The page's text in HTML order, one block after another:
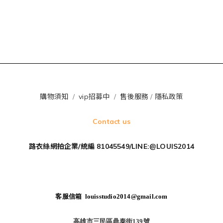
購物須知 /vip招募中 /售後服務 / 隱私政策
Contact us
路衣絲網拍企業/統編 81045549/LINE:@LOUIS2014
客服信箱 louisstudio2014@gmail.com
高雄市三民區鼎泰街139號